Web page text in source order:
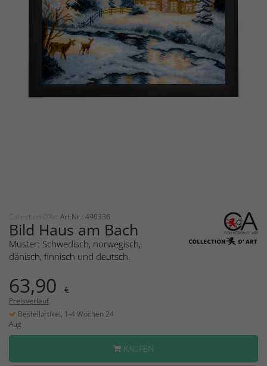
Collection D'Art Art.Nr.: 490336
Bild Haus am Bach
Muster: Schwedisch, norwegisch,
dänisch, finnisch und deutsch.
63,90 €
Preisverlauf
Bestellartikel, 1-4 Wochen 24
Aug
KAUFEN